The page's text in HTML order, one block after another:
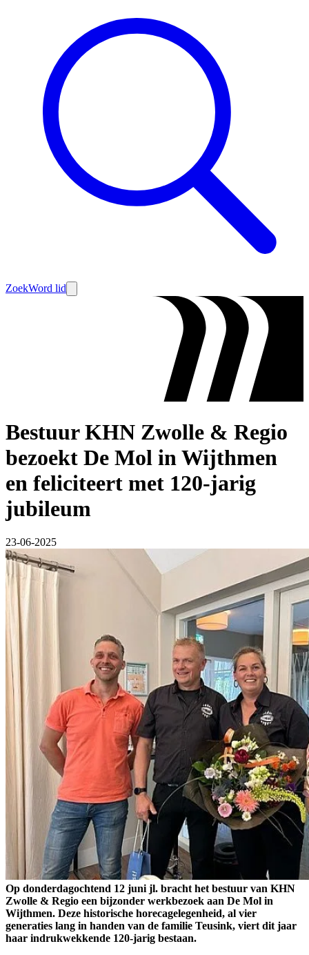
ZoekWord lid
Bestuur KHN Zwolle & Regio
bezoekt De Mol in Wijthmen
en feliciteert met 120-jarig
jubileum
23-06-2025
Op donderdagochtend 12 juni jl. bracht het bestuur van KHN
Zwolle & Regio een bijzonder werkbezoek aan De Mol in
Wijthmen. Deze historische horecagelegenheid, al vier
generaties lang in handen van de familie Teusink, viert dit jaar
haar indrukwekkende 120-jarig bestaan.